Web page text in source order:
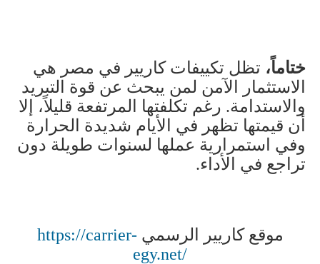
ختاماً، تظل تكييفات كاريير في مصر هي
الاستثمار الآمن لمن يبحث عن قوة التبريد
والاستدامة. رغم تكلفتها المرتفعة قليلاً، إلا
أن قيمتها تظهر في الأيام شديدة الحرارة
وفي استمرارية عملها لسنوات طويلة دون
تراجع في الأداء.
موقع كاريير الرسميhttps://carrier-
egy.net/